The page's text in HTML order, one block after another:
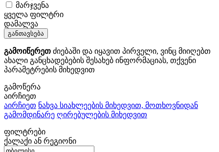
მარჯვენა
ყველა ფილტრი
დამალვა
განთავსება
გამოიწერეთ ძიებაში და იყავით პირველი, ვინც მიიღებთ
ახალი განცხადებების შესახებ ინფორმაციას, თქვენი
პარამეტრების მიხედვით
გამოწერა
აირჩიეთ
აირჩიეთ ნახვა სიახლეების მიხედვით, მოთხოვნიდან
გამომდინარე ღირებულების მიხედვით
ფილტრები
ქალაქი ან რეგიონი